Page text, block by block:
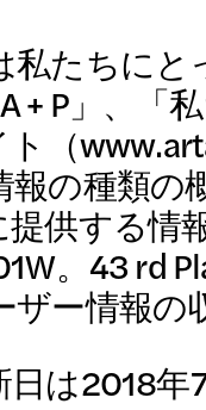
たちに
+ P」、
（
の種類
供する
。43 rd
ー情報の
は2018年7